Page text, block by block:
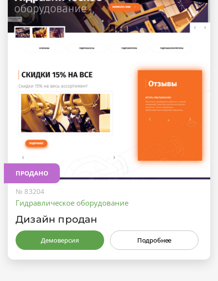
ПРОДАНО
№ 83204
Гидравлическое оборудование
Дизайн продан
Демоверсия Подробнее